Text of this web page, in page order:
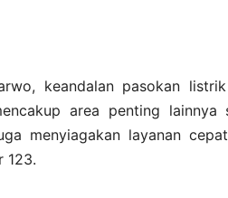
keandalan pasokan
area penting
menyiagakan layanan
123.